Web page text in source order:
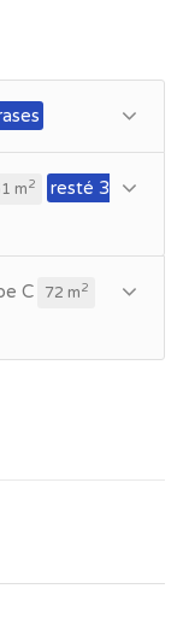
m2
resté 3
C 72 m2